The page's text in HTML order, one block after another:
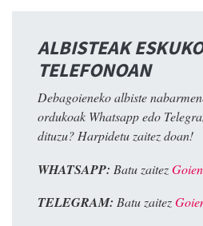
ALBISTEAK ESKUKO
TELEFONOAN
Debagoieneko albiste
ordukoak Whatsapp edo
dituzu? Harpidetu zaitez doan!
WHATSAPP: Batu zaitez
TELEGRAM: Batu zaitez